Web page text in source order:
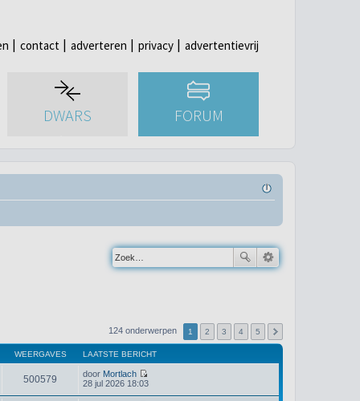
contact adverteren privacy advertentievrij
DWARS FORUM
124 onderwerpen 1 2 3 4 5
WEERGAVES LAATSTE BERICHT
500579 door Mortlach
B
28 jul 2026 18:03